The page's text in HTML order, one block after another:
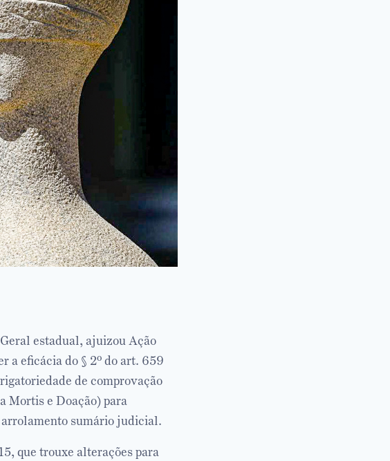
estadual, ajuizou Ação
a eficácia do § 2º do art. 659
de comprovação
Mortis e Doação) para
arrolamento sumário judicial.
que trouxe alterações para